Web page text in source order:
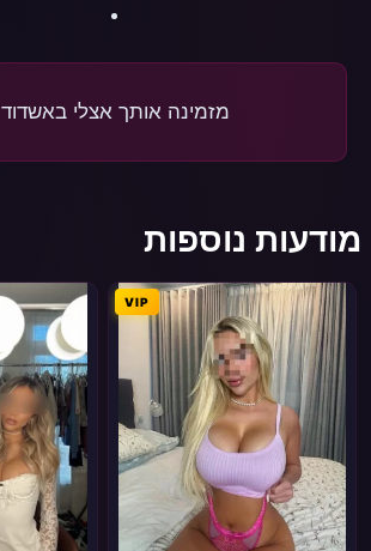
מזמינה אותך אצלי באשדוד
מודעות נוספות
VIP